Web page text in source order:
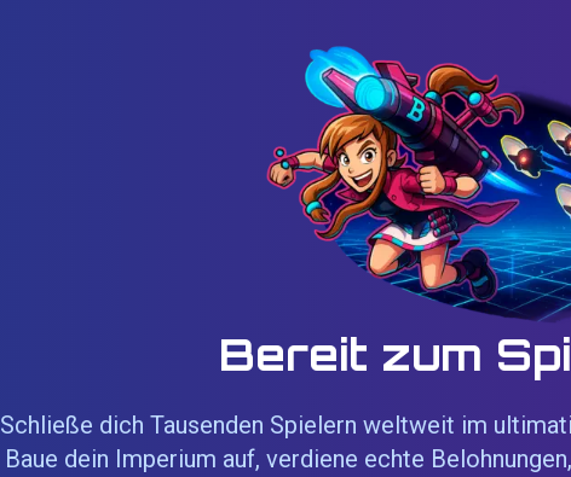
Bereit zum
Schließe dich Tausenden Spielern weltweit im
Baue dein Imperium auf, verdiene echte